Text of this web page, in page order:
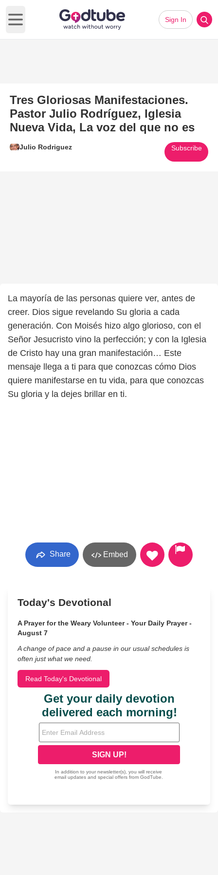
Open main menu
Sign In
Tres Gloriosas Manifestaciones.
Pastor Julio Rodríguez, Iglesia
Nueva Vida, La voz del que no es
Julio Rodriguez Subscribe
La mayoría de las personas quiere ver, antes de
creer. Dios sigue revelando Su gloria a cada
generación. Con Moisés hizo algo glorioso, con el
Señor Jesucristo vino la perfección; y con la Iglesia
de Cristo hay una gran manifestación… Este
mensaje llega a ti para que conozcas cómo Dios
quiere manifestarse en tu vida, para que conozcas
Su gloria y la dejes brillar en ti.
Share Embed
Today's Devotional
A Prayer for the Weary Volunteer - Your Daily Prayer -
August 7
A change of pace and a pause in our usual schedules is
often just what we need.
Read Today's Devotional